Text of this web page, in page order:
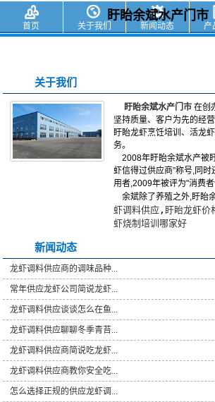
盱眙余斌水产门市
首页 关于我们 新闻动态 产
关于我们
盱眙余斌水产门市 在创
坚持质量、客户为先的经
盱眙龙虾烹饪培训、活龙
务。
2008年盱眙余斌水产被
虾信得过供应商”称号,同
用者,2009年被评为"消费
余斌除了养殖之外,盱眙
虾调料供应 , 盱眙龙虾价
虾烧制培训哪家好
新闻动态
龙虾调料供应商的调味品种...
常年供应龙虾公司简说龙虾...
龙虾调料供应谈谈怎么在鱼...
龙虾调料供应聊聊冬季青苔...
龙虾调料供应商简说吃龙虾...
龙虾调料供应商教你安全吃...
怎么选择正规的供应龙虾调...